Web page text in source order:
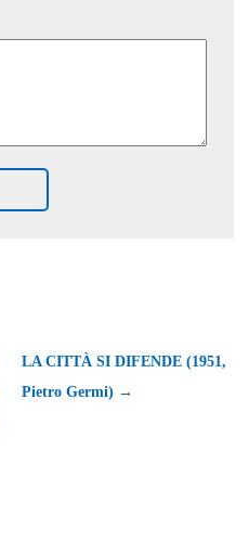
LA CITTÀ SI DIFENDE (1951,
Pietro Germi) →